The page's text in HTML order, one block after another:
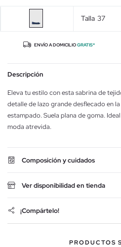
Talla 37
ENVÍO A DOMICILIOGRATIS*
Descripción
Eleva tu estilo con esta sabrina de
detalle de lazo grande desflecado en
estampado. Suela plana de goma.
moda atrevida.
Composición y cuidados
Ver disponibilidad en tienda
¡Compártelo!
PRODUCTOS